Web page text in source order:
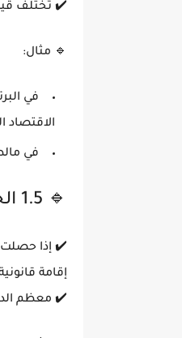
✔️ تختلف
🔹 مثال:
في
الاقتصاد
في
🔹 1.5 الحصول على الجنسية الأوروبية عن طريق اللجوء
✔️ إذا
إقامة
✔️ معظم